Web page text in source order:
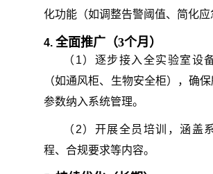
化功能（如调整告警阈值、简化应
4. 全面推广（3个月）
（ 1） 逐步接入全实验室设
（如通风柜、生物安全柜），确
参数纳入系统管理。
（ 2） 开展全员培训，涵盖
程、合规要求等内容。